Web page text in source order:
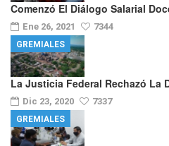
Comenzó El Diálogo Salarial
Ene 26, 2021 7344
La Justicia Federal Rechazó La
Dic 23, 2020 7337
GREMIALES
GREMIALES